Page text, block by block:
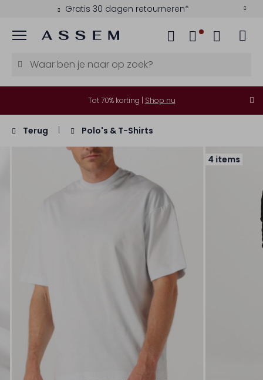
Gratis 30 dagen retourneren*
Menu
Tot 70% korting | Shop nu
Terug Polo's & T-Shirts
4 items